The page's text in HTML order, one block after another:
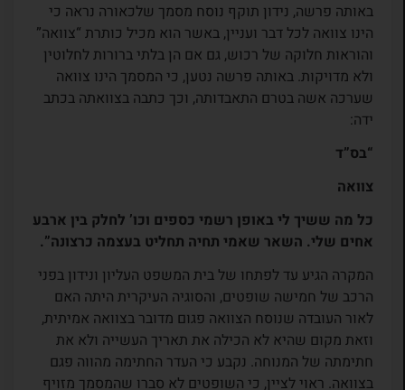
באותה פרשה, נידון תוקף נוסח מסמך שלכאורה נראה כי
הינו צוואה לכל דבר ועניין, באשר הוא מכיל כותרת “צוואה”
והוראות חלוקה של רכוש, גם אם הן בלתי ברורות לחלוטין
ולא מדויקות. באותה פרשה נטען, כי המסמך הינו צוואה
שערכה אשה בטרם התאבדותה, וכך כתבה בצוואתה בכתב
ידה:
“בס”ד
צוואה
כל מה ששיך לי באופן רשמי כספים וכו’ לחלק בין ארבע
אחים שלי. השאר שאמי תחיה תחליט בעצמה כרצונה”.
המקרה הגיע עד לפתחו של בית המשפט העליון ונידון בפני
הרכב של חמישה שופטים, והסוגיה העיקרית היתה האם
לאור העובדה שנוסח הצוואה פגום מדובר בצוואה אמיתית,
וזאת מקום שהיא לא הכילה את תאריך העשייה ולא את
חתימתה של המנוחה. נקבע כי העדר החתימה מהווה פגם
בצוואה. ראוי לציין, כי השופטים לא סברו שהמסמך מזויף